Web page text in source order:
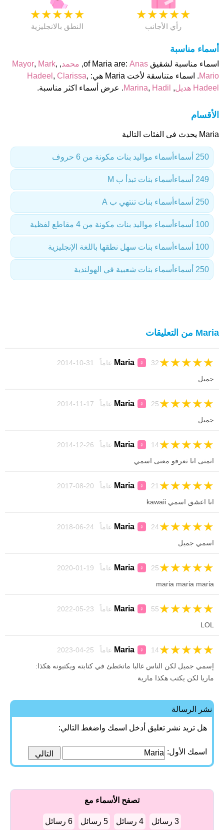
★
★
★
★
★
النطق بالانجليزية
★
★
★
★
★
رأي الأجانب
أسماء مناسبة
اسماء مناسبة لشقيق of Maria are: Anas
, محمد,
Mayor, Mark,
Mario. اسماء متناسقة لأخت Maria هي: Hadeel , Clarissa,
Hadeel هديل
,
Marina, Hadil . عرض أسماء اكثر مناسبة.
الأقسام
Maria يحدث فى الفئات التالية
أسماء مواليد بنات مكونة من 6 حروف 250 أسماء
أسماء بنات تبدأ ب M 249 أسماء
أسماء بنات تنتهي ب A 250 أسماء
أسماء مواليد بنات مكونة من 4 مقاطع لفظية 100 أسماء
أسماء بنات سهل نطقها باللغة الإنجليزية 100 أسماء
أسماء بنات شعبية في الهولندية 250 أسماء
Maria من التعليقات
Maria ♀ 32 عاماً 31-10-2014 ★
★
★
★
★
جميل
Maria ♀ 25 عاماً 17-11-2014 ★
★
★
★
★
جميل
Maria ♀ 14 عاماً 26-12-2014 ★
★
★
★
★
اتمنى انا تعرفو معنى اسمي
Maria ♀ 21 عاماً 20-08-2017 ★
★
★
★
★
انا اعشق اسمي kawaii
Maria ♀ 24 عاماً 24-06-2018 ★
★
★
★
★
اسمي جميل
Maria ♀ 25 عاماً 19-01-2020 ★
★
★
★
★
maria maria maria
Maria ♀ 55 عاماً 23-05-2022 ★
★
★
★
★
LOL
Maria ♀ 14 عاماً 25-04-2023 ★
★
★
★
★
إسمي جميل لكن الناس غالبا ماتخطئ في كتابته ويكتبونه هكذا:
ماريا لكن يكتب هكذا مارية
نشر الرسالة
هل تريد نشر تعليق أدخل اسمك واضغط التالي:
اسمك الأول:
تصفح الأسماء مع
3 رسائل 4 رسائل 5 رسائل 6 رسائل